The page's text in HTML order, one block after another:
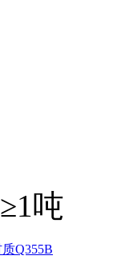
≥1吨
Q355B